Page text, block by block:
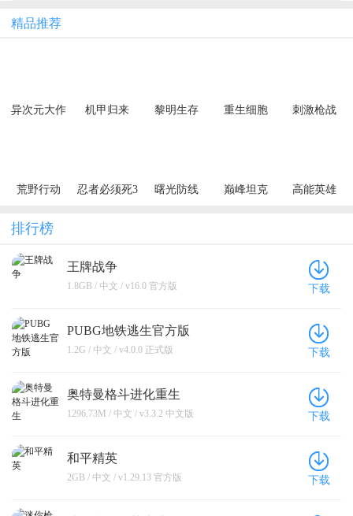
精品推荐
异次元大作
机甲归来
黎明生存
重生细胞 刺激枪战
荒野行动 忍者必须死3 曙光防线 巅峰坦克 高能英雄
排行榜
王牌战争
1.8GB / 中文 / v16.0 官方版 下载
PUBG地铁逃生官方版
1.2G / 中文 / v4.0.0 正式版 下载
奥特曼格斗进化重生
1296.73M / 中文 / v3.3.2 中文版 下载
和平精英
2GB / 中文 / v1.29.13 官方版 下载